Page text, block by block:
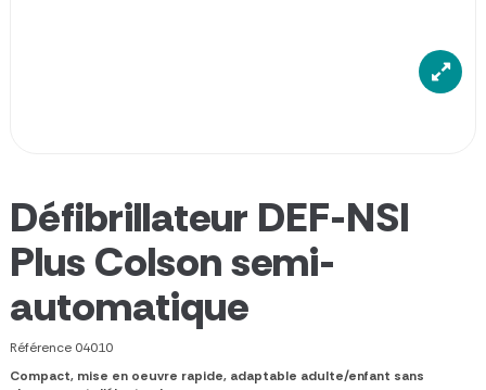
Défibrillateur DEF-NSI
Plus Colson semi-
automatique
Référence 04010
Compact, mise en oeuvre rapide, adaptable adulte/enfant sans